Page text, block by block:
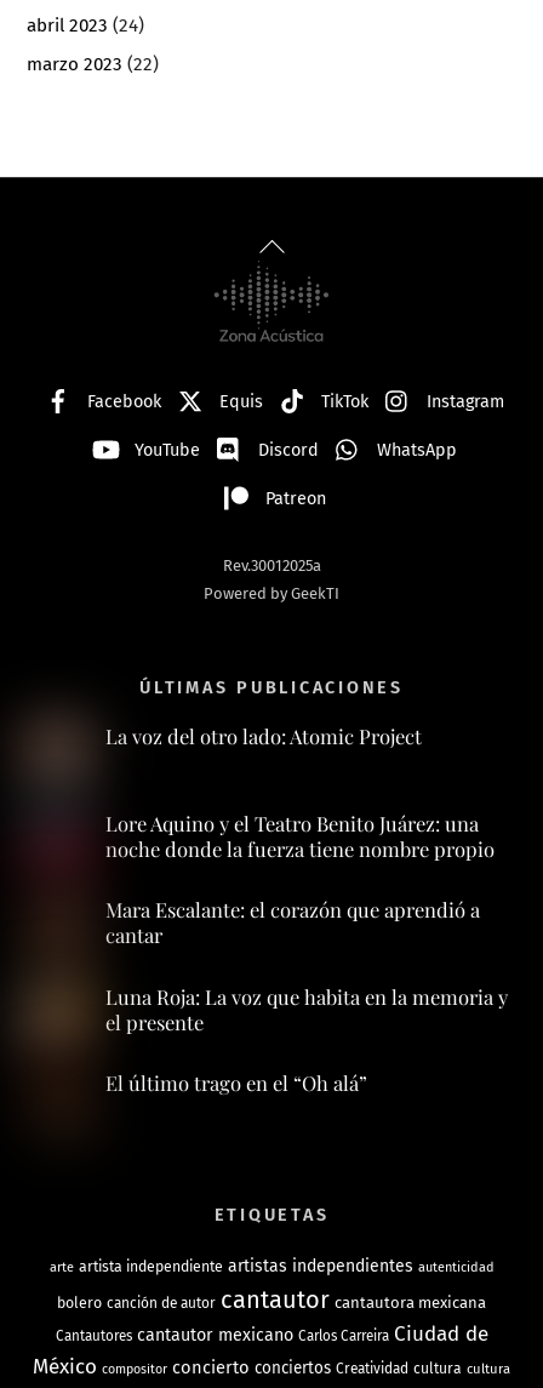
abril 2023 (24)
marzo 2023 (22)
Back
To
Top
Facebook Equis TikTok Instagram
YouTube Discord WhatsApp
Patreon
Rev.30012025a
Powered by GeekTI
ÚLTIMAS PUBLICACIONES
La voz del otro lado: Atomic Project
Lore Aquino y el Teatro Benito Juárez: una
noche donde la fuerza tiene nombre propio
Mara Escalante: el corazón que aprendió a
cantar
Luna Roja: La voz que habita en la memoria y
el presente
El último trago en el “Oh alá”
ETIQUETAS
arte artista independiente artistas independientes autenticidad
bolero canción de autor cantautor cantautora mexicana
Cantautores cantautor mexicano Carlos Carreira Ciudad de
México compositor concierto conciertos Creatividad cultura cultura